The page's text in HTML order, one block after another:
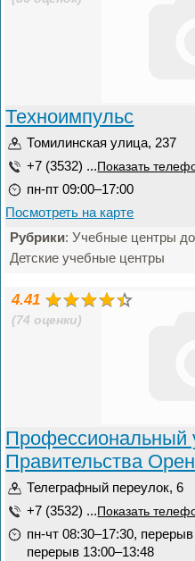
Техноимпульс
Томилинская улица, 237
+7 (3532) ... Показать
пн-пт 09:00–17:00
Посмотреть на карте
Рубрики: Учебные центры
Детские учебные центры
4.41
(74 оценки)
Профессиональный
Правительства
Телеграфный переулок, 6
+7 (3532) ... Показать
пн-чт 08:30–17:30,
перерыв 13:00–13:48